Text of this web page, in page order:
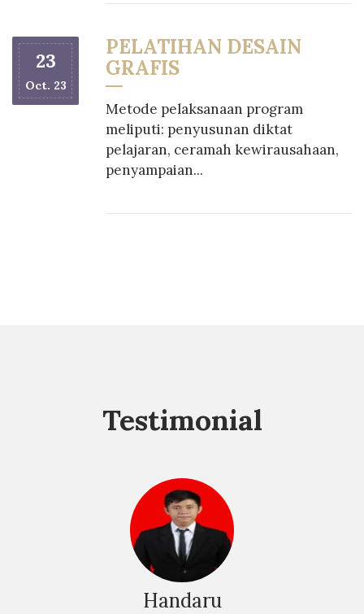
23
Oct. 23
PELATIHAN DESAIN
GRAFIS
Metode pelaksanaan program
meliputi: penyusunan diktat
pelajaran, ceramah kewirausahaan,
penyampaian...
Testimonial
Handaru